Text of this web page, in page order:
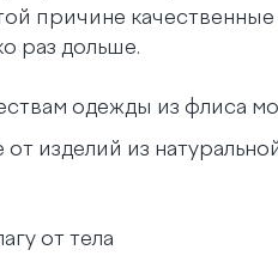
причине
раз дольше.
одежды из флиса
от изделий из
от тела